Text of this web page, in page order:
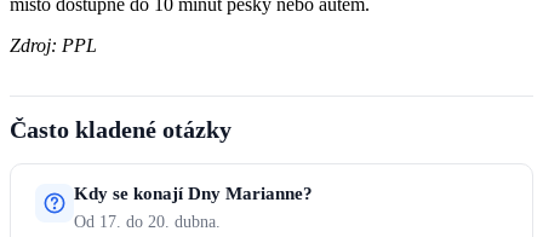
Zdroj: PPL
Často kladené otázky
Kdy se konají Dny Marianne?
Od 17. do 20. dubna.